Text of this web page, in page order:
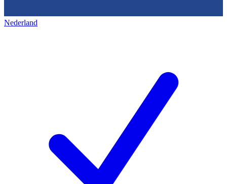
Nederland